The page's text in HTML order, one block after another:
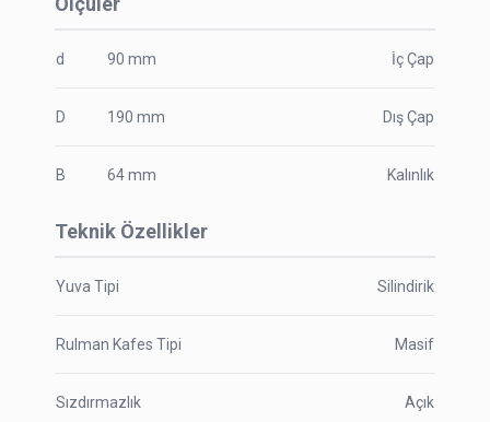
d 90 mm İç Çap
D 190 mm Dış Çap
B 64mm Kalınlık
Teknik Özellikler
Yuva Tipi Silindirik
Rulman Kafes Tipi Masif
Sızdırmazlık Açık